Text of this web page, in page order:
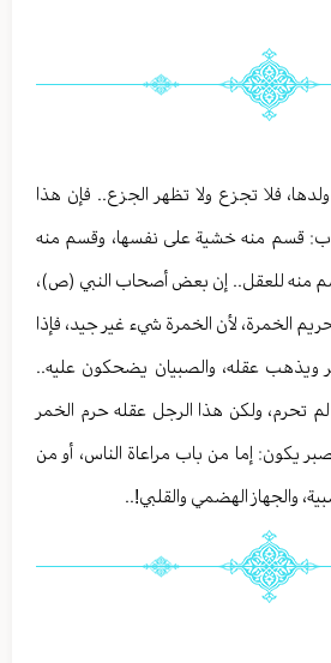
فلا تجزع ولا تظهر الجزع.. فإن هذا
قسم منه خشية على نفسها، وقسم منه
منه للعقل.. إن بعض أصحاب النبي (ص)،
الخمرة، لأن الخمرة شيء غير جيد، فإذا
ويذهب عقله، والصبيان يضحكون عليه..
تحرم، ولكن هذا الرجل عقله حرم الخمر
يكون: إما من باب مراعاة الناس، أو من
والجهاز الهضمي والقلبي!..